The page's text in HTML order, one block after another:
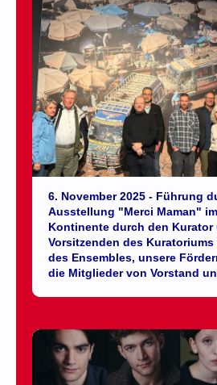
6. November 2025 - Führung
Ausstellung "Merci Maman"
Kontinente durch den Kurator
Vorsitzenden des
des Ensembles, unsere
die Mitglieder von Vorstand